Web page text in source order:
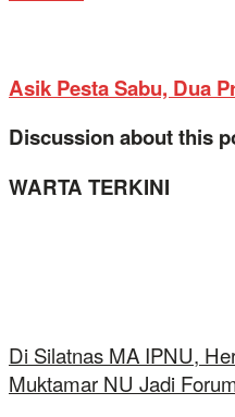
Asik Pesta Sabu, Dua
Discussion about this
WARTA TERKINI
Di Silatnas MA IPNU,
Muktamar NU Jadi